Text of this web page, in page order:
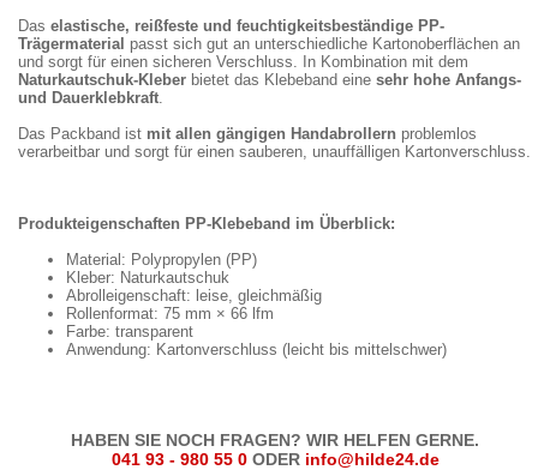
Das elastische, reißfeste und feuchtigkeitsbeständige PP-
Trägermaterial passt sich gut an unterschiedliche Kartonoberflächen an
und sorgt für einen sicheren Verschluss. In Kombination mit dem
Naturkautschuk-Kleber bietet das Klebeband eine sehr hohe Anfangs-
und Dauerklebkraft
Das Packband ist mit allen gängigen Handabrollern problemlos
verarbeitbar und sorgt für einen sauberen, unauffälligen Kartonverschluss.
Produkteigenschaften PP-Klebeband im Überblick:
Material: Polypropylen (PP)
Kleber: Naturkautschuk
Abrolleigenschaft: leise, gleichmäßig
Rollenformat: 75 mm × 66 lfm
Farbe: transparent
Anwendung: Kartonverschluss (leicht bis mittelschwer)
HABEN SIE NOCH FRAGEN? WIR HELFEN GERNE.
041 93 - 980 55 0 ODER info@hilde24.de